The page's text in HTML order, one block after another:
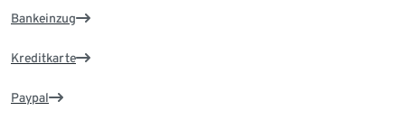
Bankeinzug
Kreditkarte
Paypal